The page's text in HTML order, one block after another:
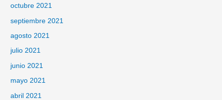
octubre 2021
septiembre 2021
agosto 2021
julio 2021
junio 2021
mayo 2021
abril 2021